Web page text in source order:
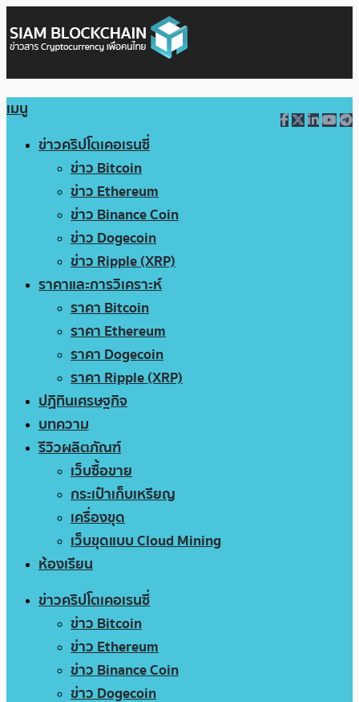
เมนู
ข่าวคริปโตเคอเรนซี่
ข่าว Bitcoin
ข่าว Ethereum
ข่าว Binance Coin
ข่าว Dogecoin
ข่าว Ripple (XRP)
ราคาและการวิเคราะห์
ราคา Bitcoin
ราคา Ethereum
ราคา Dogecoin
ราคา Ripple (XRP)
ปฏิทินเศรษฐกิจ
บทความ
รีวิวผลิตภัณฑ์
เว็บซื้อขาย
กระเป๋าเก็บเหรียญ
เครื่องขุด
เว็บขุดแบบ Cloud Mining
ห้องเรียน
ข่าวคริปโตเคอเรนซี่
ข่าว Bitcoin
ข่าว Ethereum
ข่าว Binance Coin
ข่าว Dogecoin